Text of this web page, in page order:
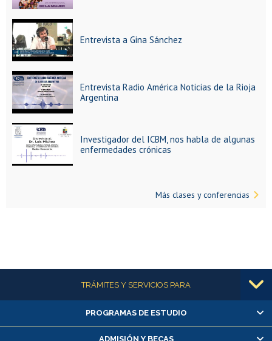
Entrevista a Gina Sánchez
Entrevista Radio América Noticias de la Rioja
Argentina
Investigador del ICBM, nos habla de algunas
enfermedades crónicas
Más clases y conferencias
Más informaciónTRÁMITES Y SERVICIOS PARA
Alumnas/os y exalumnas/os
Matrícula en línea
PROGRAMAS DE ESTUDIO
ADMISIÓN Y BECAS